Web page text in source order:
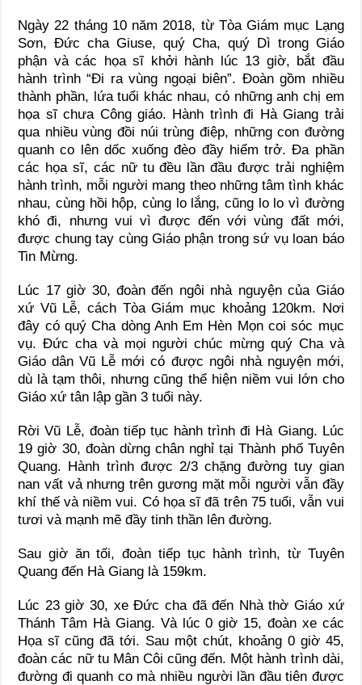
Ngày 22 tháng 10 năm 2018, từ Tòa Giám mục Lạng
Sơn, Đức cha Giuse, quý Cha, quý Dì trong Giáo
phận và các họa sĩ khởi hành lúc 13 giờ, bắt đầu
hành trình “Đi ra vùng ngoại biên”. Đoàn gồm nhiều
thành phần, lứa tuổi khác nhau, có những anh chị em
họa sĩ chưa Công giáo. Hành trình đi Hà Giang trải
qua nhiều vùng đồi núi trùng điệp, những con đường
quanh co lên dốc xuống đèo đầy hiểm trở. Đa phần
các họa sĩ, các nữ tu đều lần đầu được trải nghiệm
hành trình, mỗi người mang theo những tâm tình khác
nhau, cùng hồi hộp, cùng lo lắng, cũng lo lo vì đường
khó đi, nhưng vui vì được đến với vùng đất mới,
được chung tay cùng Giáo phận trong sứ vụ loan báo
Tin Mừng.
Lúc 17 giờ 30, đoàn đến ngôi nhà nguyện của Giáo
xứ Vũ Lễ, cách Tòa Giám mục khoảng 120km. Nơi
đây có quý Cha dòng Anh Em Hèn Mọn coi sóc mục
vụ. Đức cha và mọi người chúc mừng quý Cha và
Giáo dân Vũ Lễ mới có được ngôi nhà nguyện mới,
dù là tạm thôi, nhưng cũng thể hiện niềm vui lớn cho
Giáo xứ tân lập gần 3 tuổi này.
Rời Vũ Lễ, đoàn tiếp tục hành trình đi Hà Giang. Lúc
19 giờ 30, đoàn dừng chân nghỉ tại Thành phố Tuyên
Quang. Hành trình được 2/3 chặng đường tuy gian
nan vất vả nhưng trên gương mặt mỗi người vẫn đầy
khí thế và niềm vui. Có họa sĩ đã trên 75 tuổi, vẫn vui
tươi và mạnh mẽ đầy tinh thần lên đường.
Sau giờ ăn tối, đoàn tiếp tục hành trình, từ Tuyên
Quang đến Hà Giang là 159km.
Lúc 23 giờ 30, xe Đức cha đã đến Nhà thờ Giáo xứ
Thánh Tâm Hà Giang. Và lúc 0 giờ 15, đoàn xe các
Họa sĩ cũng đã tới. Sau một chút, khoảng 0 giờ 45,
đoàn các nữ tu Mân Côi cũng đến. Một hành trình dài,
đường đi quanh co mà nhiều người lần đầu tiên được